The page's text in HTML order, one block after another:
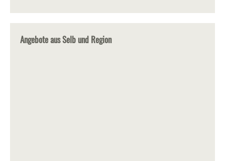
Angebote aus Selb und Region